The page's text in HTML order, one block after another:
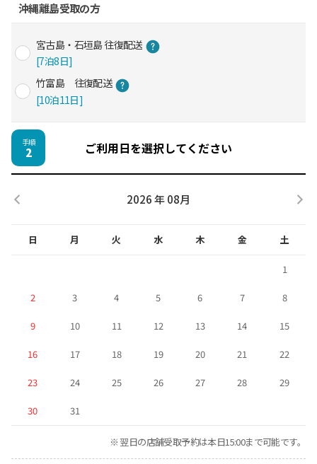
沖縄離島受取の方
宮古島・石垣島 往復配送
[7泊8日]
竹富島 往復配送
[10泊11日]
手順
2 ご利用日を選択してください
2026 年 08月
日 月 火 水 木 金 土
1
2 3 4 5 6 7 8
9 10 11 12 13 14 15
16 17 18 19 20 21 22
23 24 25 26 27 28 29
30 31
※ 翌日の店舗受取予約は本日15:00まで可能です。